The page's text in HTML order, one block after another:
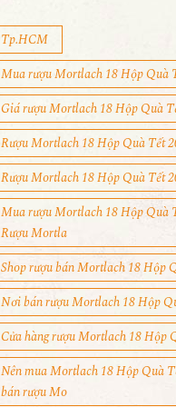
Tp.HCM
Mua rượu Mortlach 18 Hộp Quà
Giá rượu Mortlach 18 Hộp Quà
Rượu Mortlach 18 Hộp Quà Tết
Rượu Mortlach 18 Hộp Quà Tết
Mua rượu Mortlach 18 Hộp Quà
Rượu Mortla
Shop rượu bán Mortlach 18 Hộp
Nơi bán rượu Mortlach 18 Hộp
Cửa hàng rượu Mortlach 18 Hộp
Nên mua Mortlach 18 Hộp Quà
bán rượu Mo